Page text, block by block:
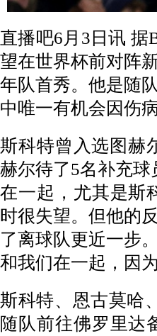
直播吧6月3日讯 据
望在世界杯前对阵
年队首秀。他是随
中唯一有机会因伤
斯科特曾入选图赫
赫尔待了5名补充
在一起，尤其是斯
时很失望。但他的
了离球队更近一步
和我们在一起，因
斯科特、恩古莫哈
随队前往佛罗里达